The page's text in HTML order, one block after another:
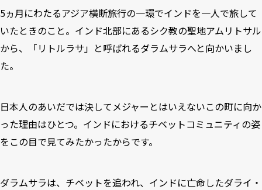
5ヵ月にわたるアジア横断旅行の一環でインドを一人で旅して
いたときのこと。インド北部にあるシク教の聖地アムリトサル
から、「リトルラサ」と呼ばれるダラムサラへと向かいまし
た。
日本人のあいだでは決してメジャーとはいえないこの町に向か
った理由はひとつ。インドにおけるチベットコミュニティの姿
をこの目で見てみたかったからです。
ダラムサラは、チベットを追われ、インドに亡命したダライ・